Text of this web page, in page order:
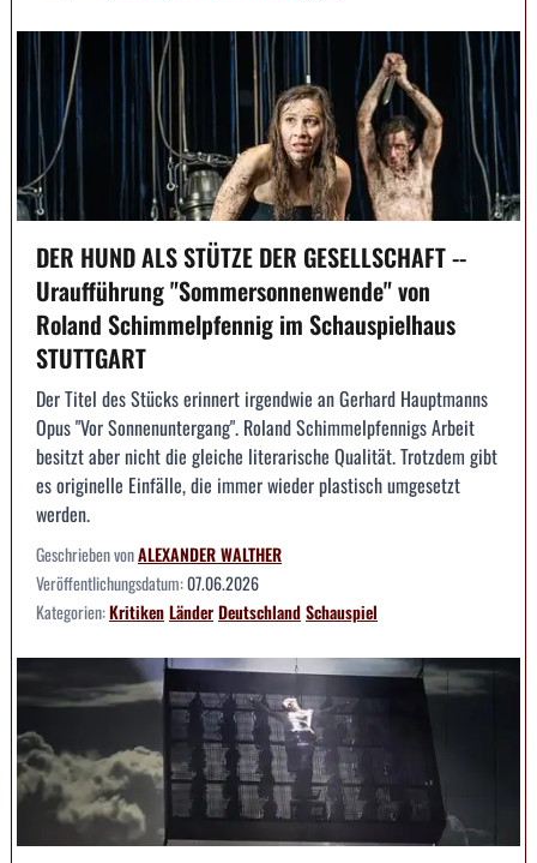
DER HUND ALS STÜTZE DER GESELLSCHAFT --
Uraufführung "Sommersonnenwende" von
Roland Schimmelpfennig im Schauspielhaus
STUTTGART
Der Titel des Stücks erinnert irgendwie an Gerhard Hauptmanns
Opus "Vor Sonnenuntergang". Roland Schimmelpfennigs Arbeit
besitzt aber nicht die gleiche literarische Qualität. Trotzdem gibt
es originelle Einfälle, die immer wieder plastisch umgesetzt
werden.
Geschrieben vonALEXANDER WALTHER
Veröffentlichungsdatum:07.06.2026
Kategorien:KritikenLänderDeutschlandSchauspiel